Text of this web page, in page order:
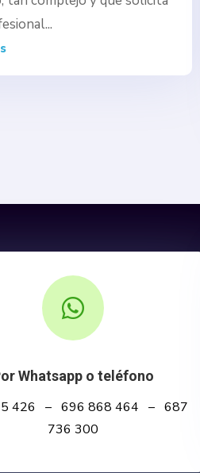

Whatsapp o teléfono
426 – 696 868 464 – 687
736 300